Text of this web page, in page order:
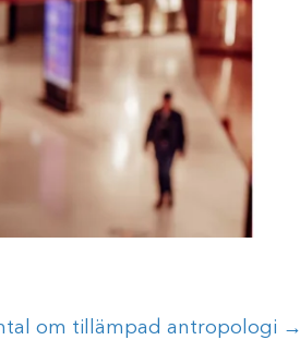
om tillämpad antropologi →